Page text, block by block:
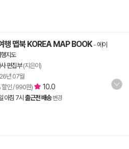
행 맵북 KOREA MAP BOOK- 에이
지도
편집부(지은이)
년 07월
할인 / 990원) 10.0
아침 7시 출근전 배송 변경